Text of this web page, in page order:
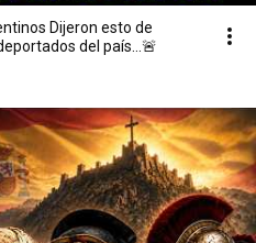
Dijeron esto de
del país...🚨